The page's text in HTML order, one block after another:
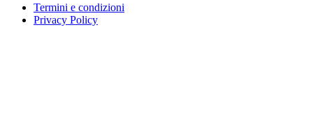
Termini e condizioni
Privacy Policy